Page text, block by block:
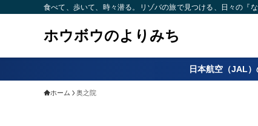
食べて、歩いて、時々潜る。リゾバの旅で見つける、日々の『
ホウボウのよりみち
日本航空（JAL
ホーム 奥之院